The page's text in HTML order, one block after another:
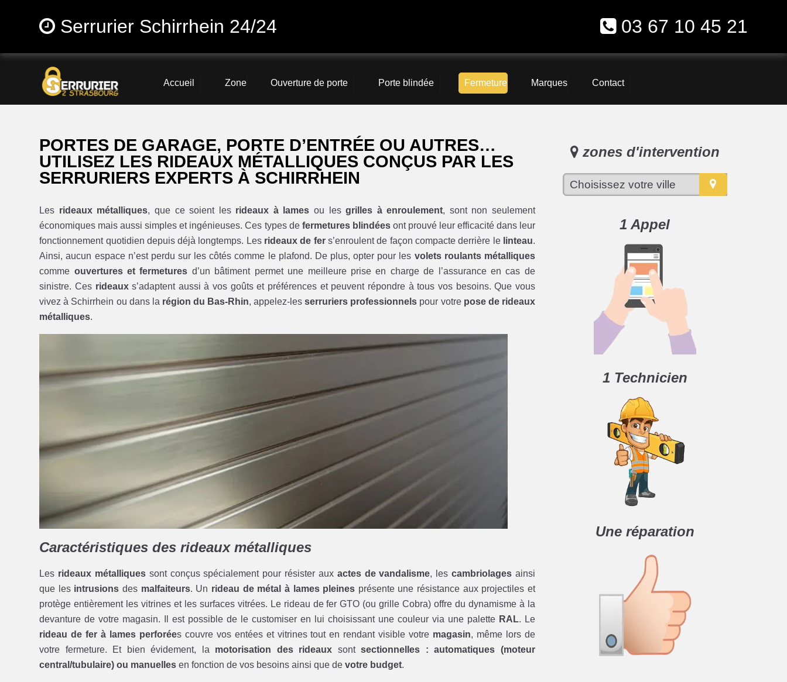
Serrurier Schirrhein 24/24 03 67 10 45 21
Accueil Zone Ouverture de porte Porte blindée Fermeture Marques Contact
PORTES DE GARAGE, PORTE D’ENTRÉE OU AUTRES…
UTILISEZ LES RIDEAUX MÉTALLIQUES CONÇUS PAR LES
SERRURIERS EXPERTS À SCHIRRHEIN
Les rideaux métalliques, que ce soient les rideaux à lames ou lesgrilles à enroulement, sont non seulement
économiques mais aussi simples et ingénieuses. Ces types de fermetures blindéesont prouvé leur efficacité dans leur
fonctionnement quotidien depuis déjà longtemps. Les rideaux de fers’enroulent de façon compacte derrière le linteau.
Ainsi, aucun espace n’est perdu sur les côtés comme le plafond. De plus, opter pour les volets roulants métalliques
comme ouvertures et fermetures d’un bâtiment permet une meilleure prise en charge de l’assurance en cas de
sinistre. Ces rideauxs’adaptent aussi à vos goûts et préférences et peuvent répondre à tous vos besoins. Que vous
vivez à Schirrhein ou dans la région du Bas-Rhin, appelez-lesserruriers professionnels pour votre pose de rideaux
métalliques.
Caractéristiques des rideaux métalliques
Les rideaux métalliquessont conçus spécialement pour résister aux actes de vandalisme, lescambriolages ainsi
que les intrusions des malfaiteurs. Un rideau de métal à lames pleines présente une résistance aux projectiles et
protège entièrement les vitrines et les surfaces vitrées. Le rideau de fer GTO (ou grille Cobra) offre du dynamisme à la
devanture de votre magasin. Il est possible de le customiser en lui choisissant une couleur via une palette RAL. Le
rideau de fer à lames perforées couvre vos entées et vitrines tout en rendant visible votre magasin, même lors de
votre fermeture. Et bien évidement, la motorisation des rideaux sontsectionnelles : automatiques (moteur
central/tubulaire) ou manuelles en fonction de vos besoins ainsi que devotre budget.
zones d'intervention
1 Appel
1 Technicien
Une réparation